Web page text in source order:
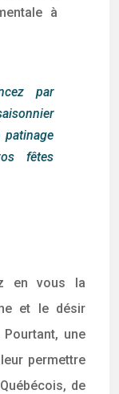
à
par
patinage
fêtes
en vous la
et le désir
une
permettre
de